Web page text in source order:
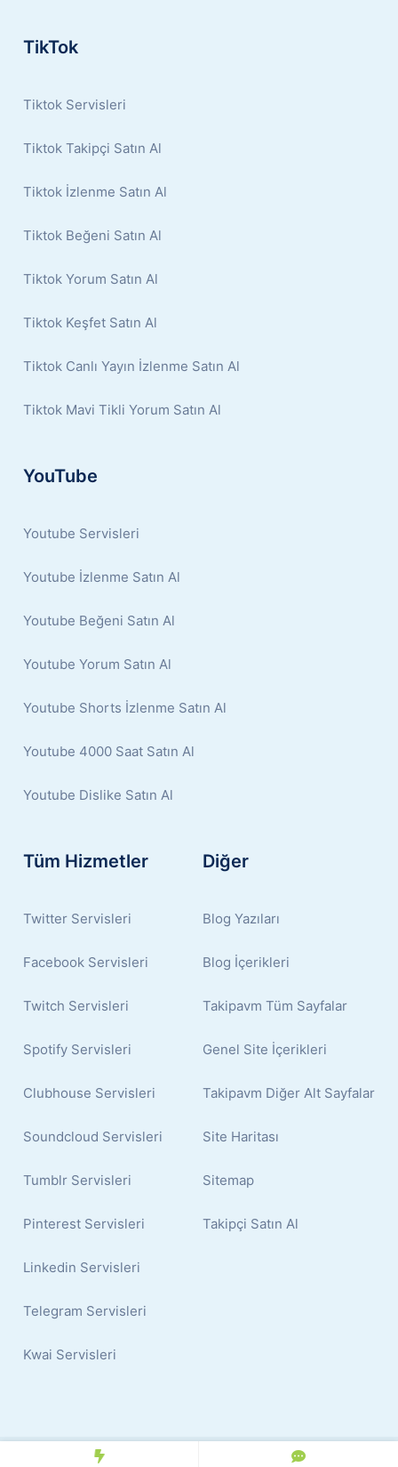
TikTok
Tiktok Servisleri
Tiktok Takipçi Satın Al
Tiktok İzlenme Satın Al
Tiktok Beğeni Satın Al
Tiktok Yorum Satın Al
Tiktok Keşfet Satın Al
Tiktok Canlı Yayın İzlenme Satın Al
Tiktok Mavi Tikli Yorum Satın Al
YouTube
Youtube Servisleri
Youtube İzlenme Satın Al
Youtube Beğeni Satın Al
Youtube Yorum Satın Al
Youtube Shorts İzlenme Satın Al
Youtube 4000 Saat Satın Al
Youtube Dislike Satın Al
Tüm Hizmetler
Twitter Servisleri
Facebook Servisleri
Twitch Servisleri
Spotify Servisleri
Clubhouse Servisleri
Soundcloud Servisleri
Tumblr Servisleri
Pinterest Servisleri
Linkedin Servisleri
Telegram Servisleri
Kwai Servisleri
Diğer
Blog Yazıları
Blog İçerikleri
Takipavm Tüm Sayfalar
Genel Site İçerikleri
Takipavm Diğer Alt Sayfalar
Site Haritası
Sitemap
Takipçi Satın Al
© 2024 Copyright: İnstagram Takipçi Satın Al